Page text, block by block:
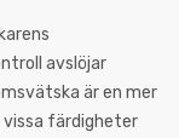
avslöjar
är en mer
vissa färdigheter